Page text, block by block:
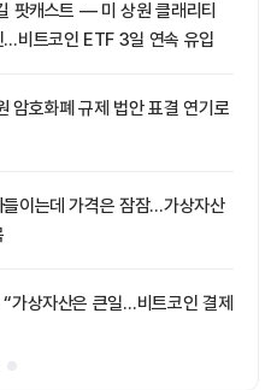
팟캐스트 — 미 상원 클래리티
…비트코인 ETF 3일 연속 유입
암호화폐 규제 법안 표결 연기로
들이는데 가격은 잠잠…가상자산
가상자산은 큰일…비트코인 결제